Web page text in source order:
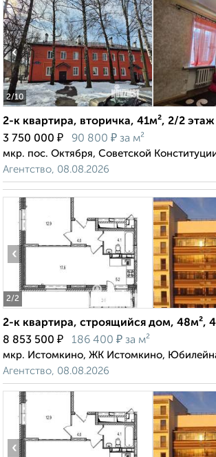
2/10
‹
2-к квартира, вторичка, 41м², 2/2 этаж
3 750 000 ₽ 90 800 ₽ за м²
мкр. пос. Октября, Советской
Агентство, 08.08.2026
2/2
‹
2-к квартира, строящийся дом, 48м²,
8 853 500 ₽ 186 400 ₽ за м²
мкр. Истомкино, ЖК Истомкино,
Агентство, 08.08.2026
‹